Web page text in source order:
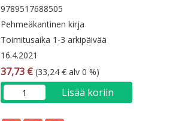
9789517688505
Pehmeäkantinen kirja
Toimitusaika 1-3 arkipäivää
16.4.2021
37,73 € (33,24 € alv 0 %)
Lisää koriin